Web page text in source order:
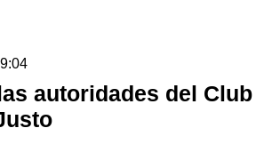
autoridades del Club